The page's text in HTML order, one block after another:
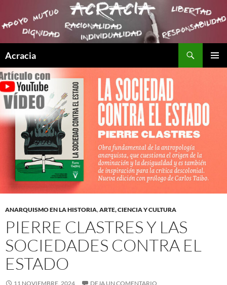
Acracia
AL
CONTENIDO
ANARQUISMO EN LA HISTORIA,ARTE, CIENCIA Y CULTURA
PIERRE CLASTRES Y LAS
SOCIEDADES CONTRA EL
ESTADO
11 NOVIEMBRE, 2024 DEJA UN COMENTARIO